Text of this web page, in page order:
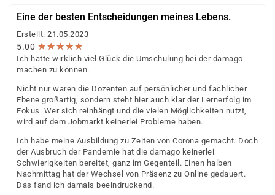
Eine der besten Entscheidungen meines Lebens.
Erstellt: 21.05.2023
5.00 ★★★★★
★★★★★
Ich hatte wirklich viel Glück die Umschulung bei der damago
machen zu können.
Nicht nur waren die Dozenten auf persönlicher und fachlicher
Ebene großartig, sondern steht hier auch klar der Lernerfolg im
Fokus. Wer sich reinhängt und die vielen Möglichkeiten nutzt,
wird auf dem Jobmarkt keinerlei Probleme haben.
Ich habe meine Ausbildung zu Zeiten von Corona gemacht. Doch
der Ausbruch der Pandemie hat die damago keinerlei
Schwierigkeiten bereitet, ganz im Gegenteil. Einen halben
Nachmittag hat der Wechsel von Präsenz zu Online gedauert.
Das fand ich damals beeindruckend.